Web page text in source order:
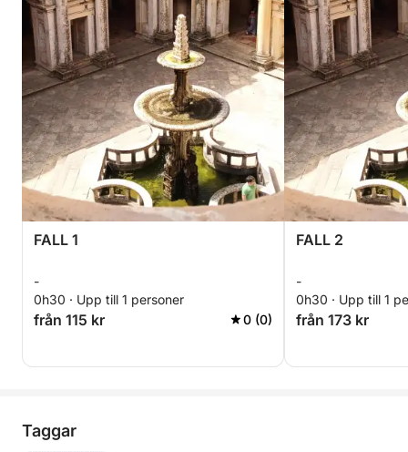
FALL 1
-
0h30 · Upp till 1 personer
från 115 kr 0 (0)
FALL 2
-
0h30 · Upp till 1
från 173 kr
Taggar